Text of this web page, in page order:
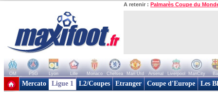
A retenir : Palmarès Coupe du
OM PSG Lyon Lille Monaco Chelsea Man Utd Arsenal Liverpool ManCity
+ de clubs
Mercato Ligue 1 L2/Coupes Etranger Coupe d'Europe Les